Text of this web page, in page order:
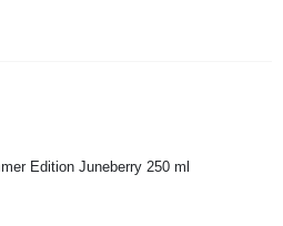
Edition Juneberry 250 ml